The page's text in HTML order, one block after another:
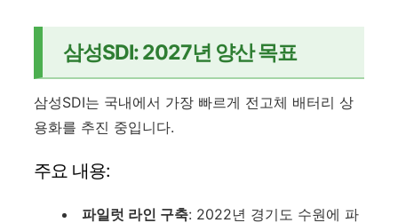
삼성SDI: 2027년 양산 목표
삼성SDI는 국내에서 가장 빠르게 전고체 배터리 상
용화를 추진 중입니다.
주요 내용:
파일럿 라인 구축: 2022년 경기도 수원에 파